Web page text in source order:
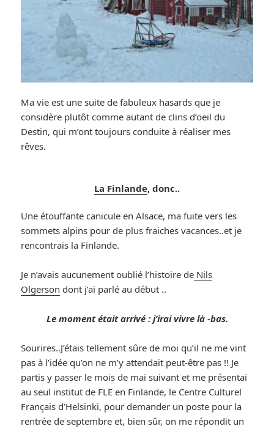
Ma vie est une suite de fabuleux hasards que je
considère plutôt comme autant de clins d’oeil du
Destin, qui m’ont toujours conduite à réaliser mes
rêves.
La Finlande, donc..
Une étouffante canicule en Alsace, ma fuite vers les
sommets alpins pour de plus fraiches vacances..et je
rencontrais la Finlande.
Je n’avais aucunement oublié l’histoire de Nils
Olgerson dont j’ai parlé au début ..
Le moment était arrivé : j’irai vivre là -bas.
Sourires..J’étais tellement sûre de moi qu’il ne me vint
pas à l’idée qu’on ne m’y attendait peut-être pas !! Je
partis y passer le mois de mai suivant et me présentai
au seul institut de FLE en Finlande, le Centre Culturel
Français d’Helsinki, pour demander un poste pour la
rentrée de septembre et, bien sûr, on me répondit un